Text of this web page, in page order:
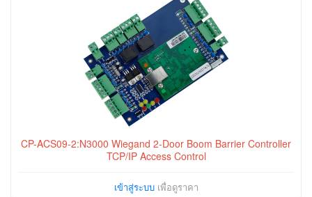
CP-ACS09-2:N3000 Wiegand 2-Door Boom Barrier Controller
TCP/IP Access Control
เข้าสู่ระบบเพื่อดูราคา